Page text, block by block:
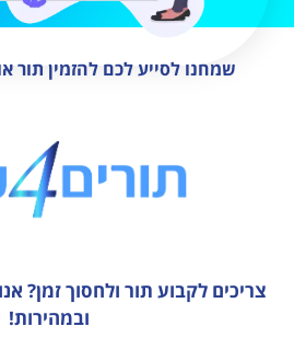
שמחנו לסייע לכם להזמין תור
צריכים לקבוע תור ולחסוך זמן?
ובמהירות!